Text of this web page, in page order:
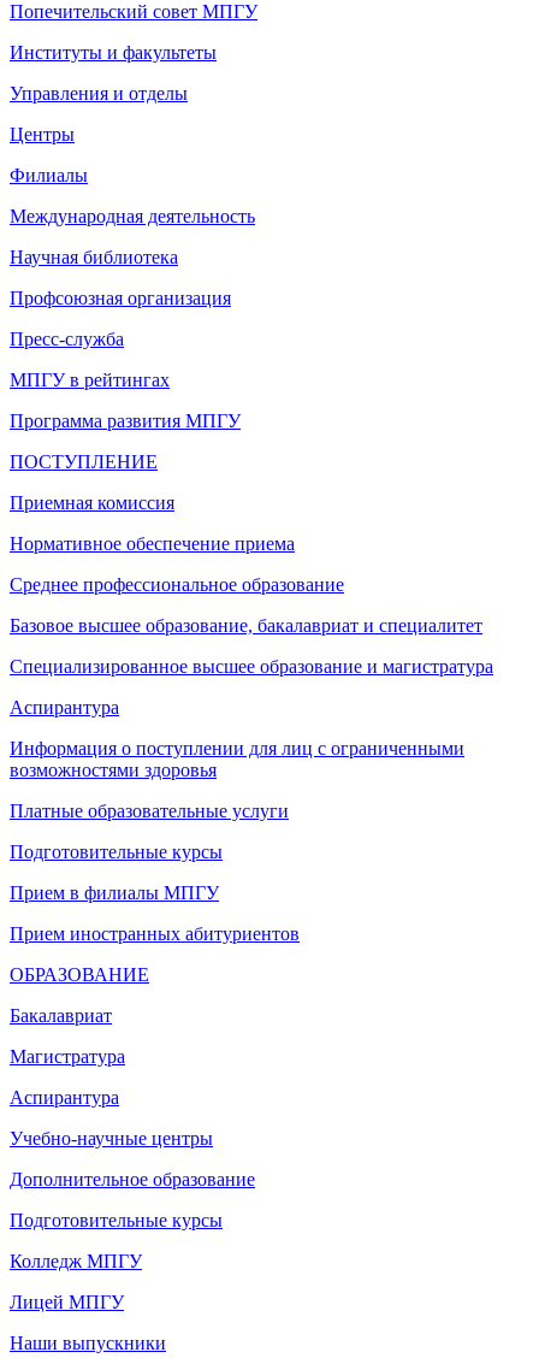
Попечительский совет МПГУ
Институты и факультеты
Управления и отделы
Центры
Филиалы
Международная деятельность
Научная библиотека
Профсоюзная организация
Пресс-служба
МПГУ в рейтингах
Программа развития МПГУ
ПОСТУПЛЕНИЕ
Приемная комиссия
Нормативное обеспечение приема
Среднее профессиональное образование
Базовое высшее образование, бакалавриат и специалитет
Специализированное высшее образование и магистратура
Аспирантура
Информация о поступлении для лиц с ограниченными
возможностями здоровья
Платные образовательные услуги
Подготовительные курсы
Прием в филиалы МПГУ
Прием иностранных абитуриентов
ОБРАЗОВАНИЕ
Бакалавриат
Магистратура
Аспирантура
Учебно-научные центры
Дополнительное образование
Подготовительные курсы
Колледж МПГУ
Лицей МПГУ
Наши выпускники